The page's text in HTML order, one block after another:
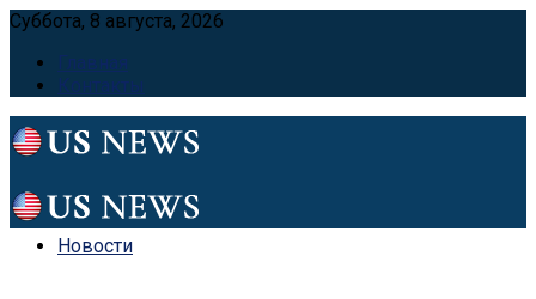
Суббота, 8 августа, 2026
Главная
Контакты
Новости